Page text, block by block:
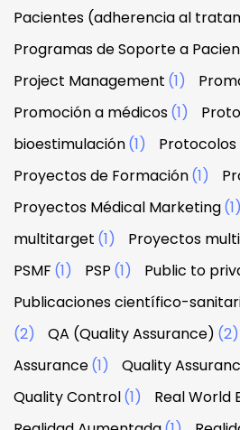
Pacientes (adherencia al
Programas de Soporte a
Project Management (1)
Promoción a médicos(1)
bioestimulación(1)
Proyectos de Formación(1)
Proyectos Médical Marketing(1)
multitarget (1) Proyectos
PSMF (1) PSP (1) Public to
Publicaciones científico-
(2)
QA (Quality Assurance) (2)
Assurance(1) Quality
Quality Control(1) Real World